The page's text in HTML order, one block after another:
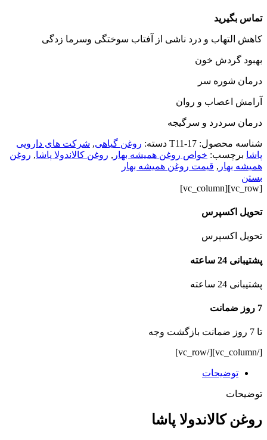
تماس بگیرید
کاهش التهاب و درد ناشی از آفتاب سوختگی وسرما زدگی
بهبود گردش خون
درمان شوره سر
آرامش اعصاب و روان
درمان سردرد و سرگیجه
شناسه محصول: T11-17 دسته: روغن گیاهی, شرکت های دارویی
پاشا برچسب: خواص روغن همیشه بهار , روغن کالاندولا پاشا, روغن
همیشه بهار , قیمت روغن همیشه بهار
بستن
[vc_row][vc_column]
تحویل اکسپرس
تحویل اکسپرس
پشتیبانی 24 ساعته
پشتیبانی 24 ساعته
7 روز ضمانت
تا 7 روز ضمانت بازگشت وجه
[/vc_column][/vc_row]
توضیحات
توضیحات
روغن کالاندولا پاشا